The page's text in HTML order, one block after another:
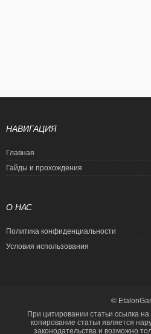
НАВИГАЦИЯ
Главная
Гайды и прохождения
О НАС
Политика конфиденциальности
Условия использования
©
При цитировании статьи ссылка
копирование статьи является
законодательства и возможно